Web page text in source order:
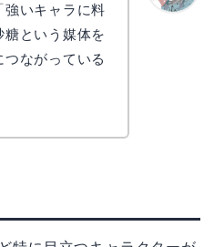
強いキャラに料
という媒体を
ながっている